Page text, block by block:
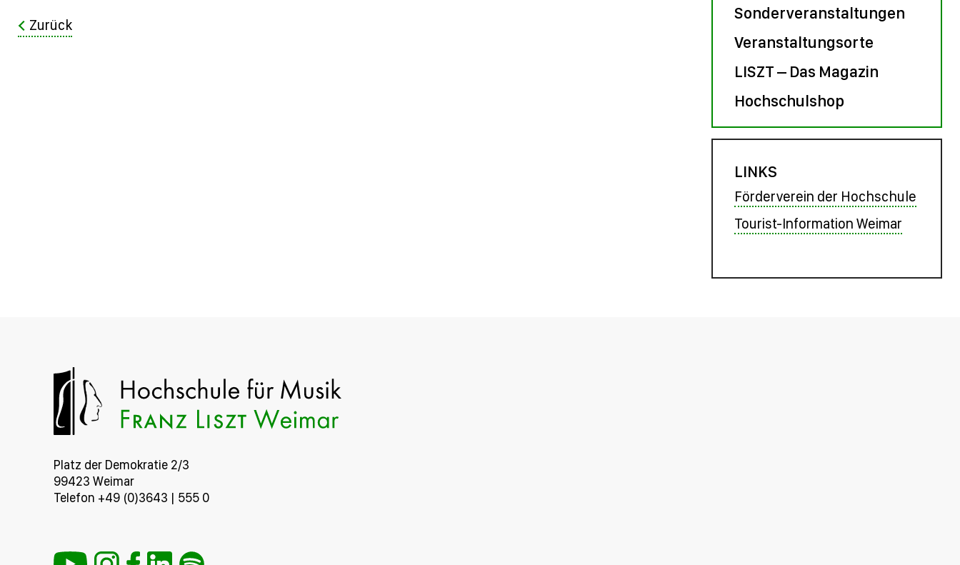
Zurück
Sonderveranstaltungen
Veranstaltungsorte
LISZT – Das Magazin
Hochschulshop
LINKS
Förderverein der Hochschule
Tourist-Information Weimar
Platz der Demokratie 2/3
99423 Weimar
Telefon +49 (0)3643 | 555 0